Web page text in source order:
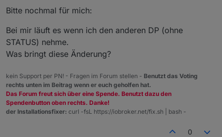
scheint ein dp vom typ werteliste zu sein
Ja, das ist er
Bitte nochmal für mich:
Bei mir läuft es wenn ich den anderen DP (ohne
STATUS) nehme.
Was bringt diese Änderung?
kein Support per PN! - Fragen im Forum stellen - Benutzt das Voting
rechts unten im Beitrag wenn er euch geholfen hat.
Das Forum freut sich über eine Spende. Benutzt dazu den
Spendenbutton oben rechts. Danke!
der Installationsfixer: curl -fsL https://iobroker.net/fix.sh | bash -
0